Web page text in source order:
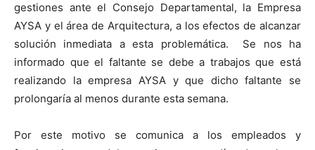
gestiones ante el Consejo Departamental, la Empresa
AYSA y el área de Arquitectura, a los efectos de alcanzar
solución inmediata a esta problemática. Se nos ha
informado que el faltante se debe a trabajos que está
realizando la empresa AYSA y que dicho faltante se
prolongaría al menos durante esta semana.
Por este motivo se comunica a los empleados y